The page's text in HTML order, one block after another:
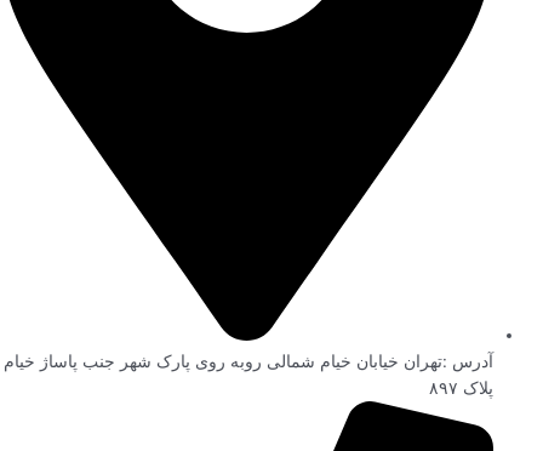
آدرس :تهران خیابان خیام شمالی روبه روی پارک شهر جنب پاساژ خیام
پلاک ۸۹۷ ​